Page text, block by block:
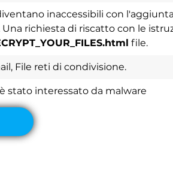
inaccessibili con
richiesta di riscatto con le
file.
File reti di condivisione.
stato interessato da malware